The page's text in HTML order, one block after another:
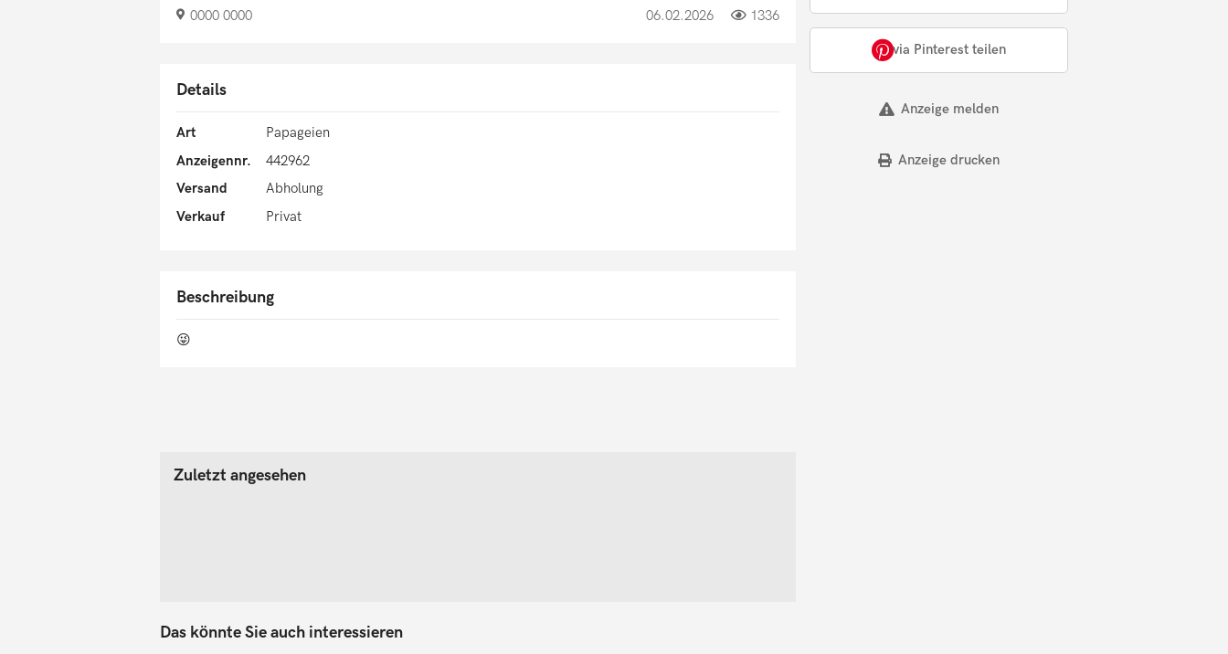
0000 0000 06.02.2026 1336
Details
Art
Papageien
Anzeigennr.
442962
Versand
Abholung
Verkauf
Privat
Beschreibung
😜
via Pinterest teilen
Anzeige melden
Anzeige drucken
Zuletzt angesehen
Das könnte Sie auch interessieren